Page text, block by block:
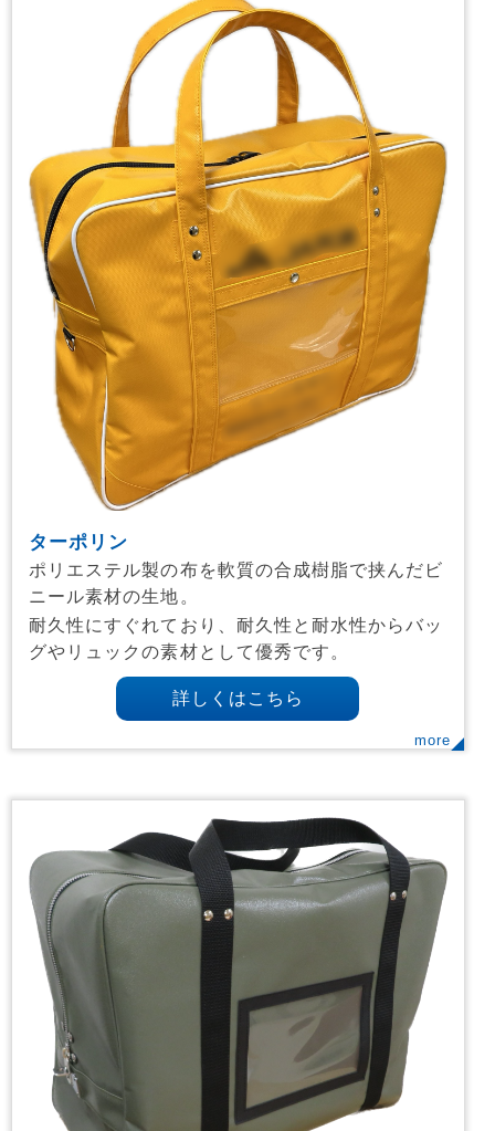
ターポリン
ポリエステル製の布を軟質の合成樹脂で挟んだビ
ニール素材の生地。
耐久性にすぐれており、耐久性と耐水性からバッ
グやリュックの素材として優秀です。
詳しくはこちら
more